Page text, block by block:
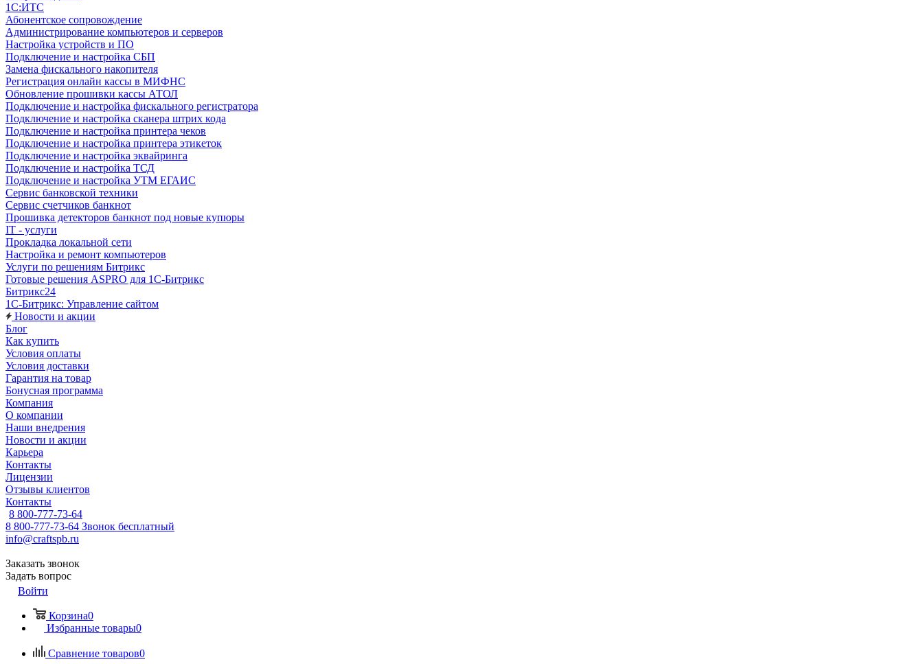
1C:ИТС
Абонентское сопровождение
Администрирование компьютеров и серверов
Настройка устройств и ПО
Подключение и настройка СБП
Замена фискального накопителя
Регистрация онлайн кассы в МИФНС
Обновление прошивки кассы АТОЛ
Подключение и настройка фискального регистратора
Подключение и настройка сканера штрих кода
Подключение и настройка принтера чеков
Подключение и настройка принтера этикеток
Подключение и настройка эквайринга
Подключение и настройка ТСД
Подключение и настройка УТМ ЕГАИС
Сервис банковской техники
Сервис счетчиков банкнот
Прошивка детекторов банкнот под новые купюры
IT - услуги
Прокладка локальной сети
Настройка и ремонт компьютеров
Услуги по решениям Битрикс
Готовые решения ASPRO для 1С-Битрикс
Битрикс24
1С-Битрикс: Управление сайтом
Новости и акции
Блог
Как купить
Условия оплаты
Условия доставки
Гарантия на товар
Бонусная программа
Компания
О компании
Наши внедрения
Новости и акции
Карьера
Контакты
Лицензии
Отзывы клиентов
Контакты
8 800-777-73-64
8 800-777-73-64 Звонок бесплатный
info@craftspb.ru
Заказать звонок
Задать вопрос
Войти
Корзина0
Избранные товары0
Сравнение товаров0